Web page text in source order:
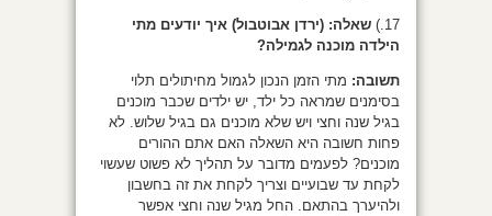
17.)
שאלה: (ירדן אבוטבול) איך יודעים מתי
הילדה מוכנה לגמילה?
תשובה: מתי הזמן הנכון לגמול מחיתולים תלוי
בסימנים שמראה כל ילד, יש ילדים שכבר מוכנים
בגיל שנה וחצי ויש שלא מוכנים גם בגיל שלוש. לא
פחות חשובה היא השאלה האם אתם ההורים
מוכנים? לפעמים מדובר על תהליך לא פשוט שעשוי
לקחת עד שבועיים וצריך לקחת את זה בחשבון
ולהיערך בהתאם. החל מגיל שנה וחצי אפשר